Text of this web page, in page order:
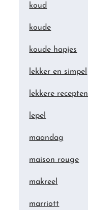
koud
koude
koude hapjes
lekker en simpel
lekkere recepten
lepel
maandag
maison rouge
makreel
marriott